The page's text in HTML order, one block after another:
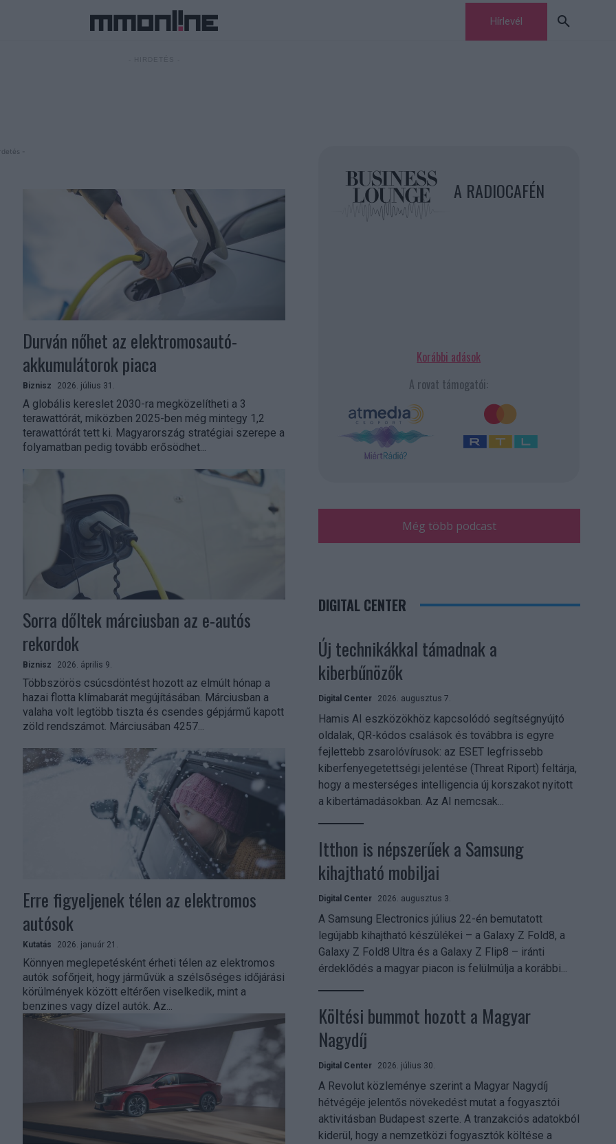
Hírlevél
-
Durván nőhet az elektromosautó-
akkumulátorok piaca
Biznisz 2026. július 31.
A globális kereslet 2030-ra megközelítheti a 3
terawattórát, miközben 2025-ben még mintegy 1,2
terawattórát tett ki. Magyarország stratégiai szerepe a
folyamatban pedig tovább erősödhet...
Sorra dőltek márciusban az e-autós
rekordok
Biznisz 2026. április 9.
Többszörös csúcsdöntést hozott az elmúlt hónap a
hazai flotta klímabarát megújításában. Márciusban a
valaha volt legtöbb tiszta és csendes gépjármű kapott
zöld rendszámot. Márciusában 4257...
Erre figyeljenek télen az elektromos
autósok
Kutatás 2026. január 21.
Könnyen meglepetésként érheti télen az elektromos
autók sofőrjeit, hogy járművük a szélsőséges időjárási
körülmények között eltérően viselkedik, mint a
benzines vagy dízel autók. Az...
A RADIOCAFÉN
Korábbi adások
A rovat támogatói:
Még több podcast
DIGITAL CENTER
Új technikákkal támadnak a
kiberbűnözők
Digital Center 2026. augusztus 7.
Hamis AI eszközökhöz kapcsolódó segítségnyújtó
oldalak, QR-kódos csalások és továbbra is egyre
fejlettebb zsarolóvírusok: az ESET legfrissebb
kiberfenyegetettségi jelentése (Threat Riport) feltárja,
hogy a mesterséges intelligencia új korszakot nyitott
a kibertámadásokban. Az AI nemcsak...
Itthon is népszerűek a Samsung
kihajtható mobiljai
Digital Center 2026. augusztus 3.
A Samsung Electronics július 22-én bemutatott
legújabb kihajtható készülékei – a Galaxy Z Fold8, a
Galaxy Z Fold8 Ultra és a Galaxy Z Flip8 – iránti
érdeklődés a magyar piacon is felülmúlja a korábbi...
Költési bummot hozott a Magyar
Nagydíj
Digital Center 2026. július 30.
A Revolut közleménye szerint a Magyar Nagydíj
hétvégéje jelentős növekedést mutat a fogyasztói
aktivitásban Budapest szerte. A tranzakciós adatokból
kiderül, hogy a nemzetközi fogyasztók költése a